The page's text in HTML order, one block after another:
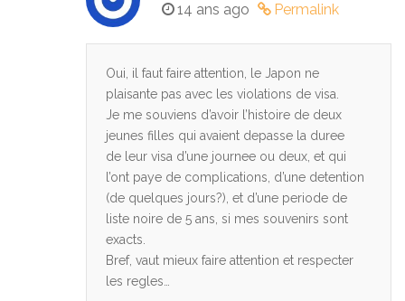
14 ans ago
Permalink
Oui, il faut faire attention, le Japon ne
plaisante pas avec les violations de visa.
Je me souviens d’avoir l’histoire de deux
jeunes filles qui avaient depasse la duree
de leur visa d’une journee ou deux, et qui
l’ont paye de complications, d’une detention
(de quelques jours?), et d’une periode de
liste noire de 5 ans, si mes souvenirs sont
exacts.
Bref, vaut mieux faire attention et respecter
les regles…